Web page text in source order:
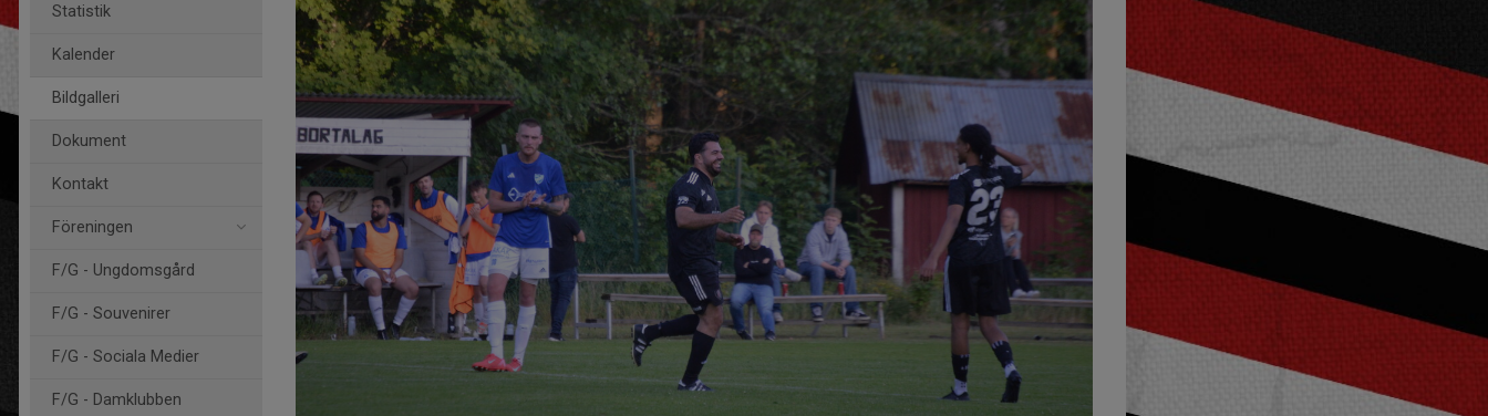
Statistik
Kalender
Bildgalleri
Dokument
Kontakt
Föreningen
F/G - Ungdomsgård
F/G - Souvenirer
F/G - Sociala Medier
F/G - Damklubben